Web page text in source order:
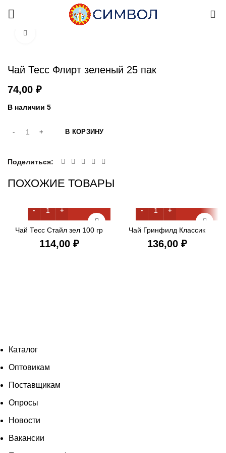
Чай Тесс Флирт зеленый 25 пак
₽
В наличии 5
В КОРЗИНУ
Поделиться
ПОХОЖИЕ ТОВАРЫ
Чай Тесс Стайл зел 100 гр
₽
Чай Гринфилд Классик
Брекфаст черный 100 гр
₽
Каталог
Оптовикам
Поставщикам
Опросы
Новости
Вакансии